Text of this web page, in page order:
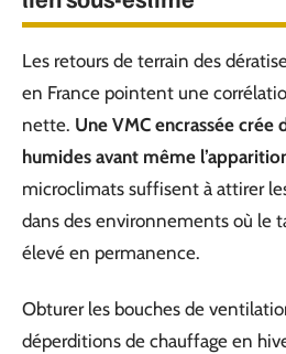
Les retours de terrain des
en France pointent une
nette. Une VMC encrassée crée
humides avant même
microclimats suffisent à attirer
dans des environnements où le
élevé en permanence.
Obturer les bouches de
déperditions de chauffage en